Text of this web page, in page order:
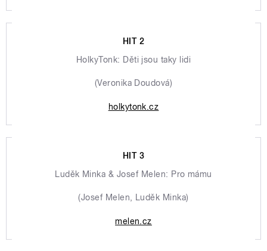
HIT 2
HolkyTonk: Děti jsou taky lidi
(Veronika Doudová)
holkytonk.cz
HIT 3
Luděk Minka & Josef Melen: Pro mámu
(Josef Melen, Luděk Minka)
melen.cz